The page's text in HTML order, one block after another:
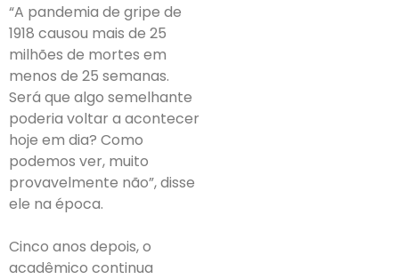
“A pandemia de gripe de
1918 causou mais de 25
milhões de mortes em
menos de 25 semanas.
Será que algo semelhante
poderia voltar a acontecer
hoje em dia? Como
podemos ver, muito
provavelmente não”, disse
ele na época.
Cinco anos depois, o
acadêmico continua